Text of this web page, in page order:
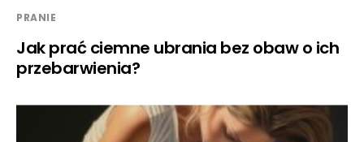
PRANIE
Jak prać ciemne ubrania bez obaw o ich
przebarwienia?